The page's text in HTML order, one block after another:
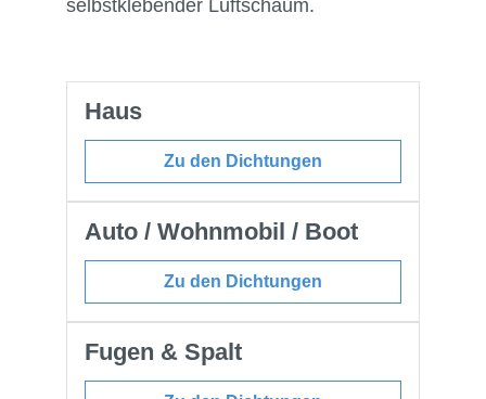
selbstklebender Luftschaum.
Haus
Zu den Dichtungen
Auto / Wohnmobil / Boot
Zu den Dichtungen
Fugen & Spalt